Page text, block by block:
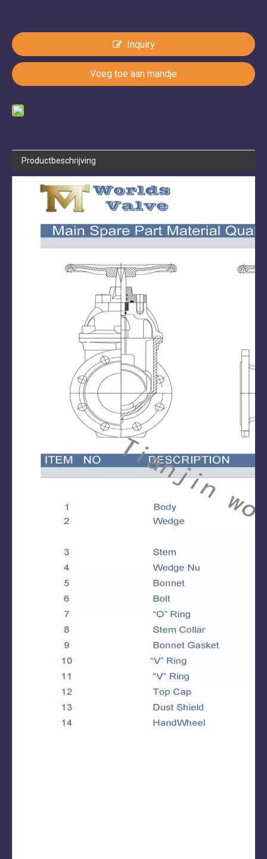
Inquiry
Voeg toe aan mandje
Productbeschrijving